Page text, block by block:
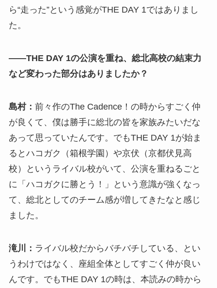
ら“走った”という感覚がTHE DAY 1ではありまし
た。
――THE DAY 1の公演を重ね、総北高校の結束力
など変わった部分はありましたか？
島村： 前々作のThe Cadence！の時からすごく仲
が良くて、僕は勝手に総北の皆を家族みたいだな
あって思っていたんです。でもTHE DAY 1が始ま
るとハコガク（箱根学園）や京伏（京都伏見高
校）というライバル校がいて、公演を重ねるごと
に「ハコガクに勝とう！」という意識が強くなっ
て、総北としてのチーム感が増してきたなと感じ
ました。
滝川： ライバル校だからバチバチしている、とい
うわけではなく、座組全体としてすごく仲が良い
んです。でもTHE DAY 1の時は、本読みの時から